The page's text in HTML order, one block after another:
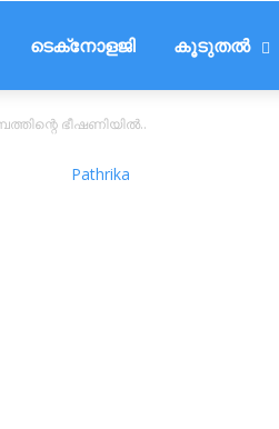
ടെക്‌നോളജി കൂടുതൽ
ഭീഷണിയിൽ..
Pathrika